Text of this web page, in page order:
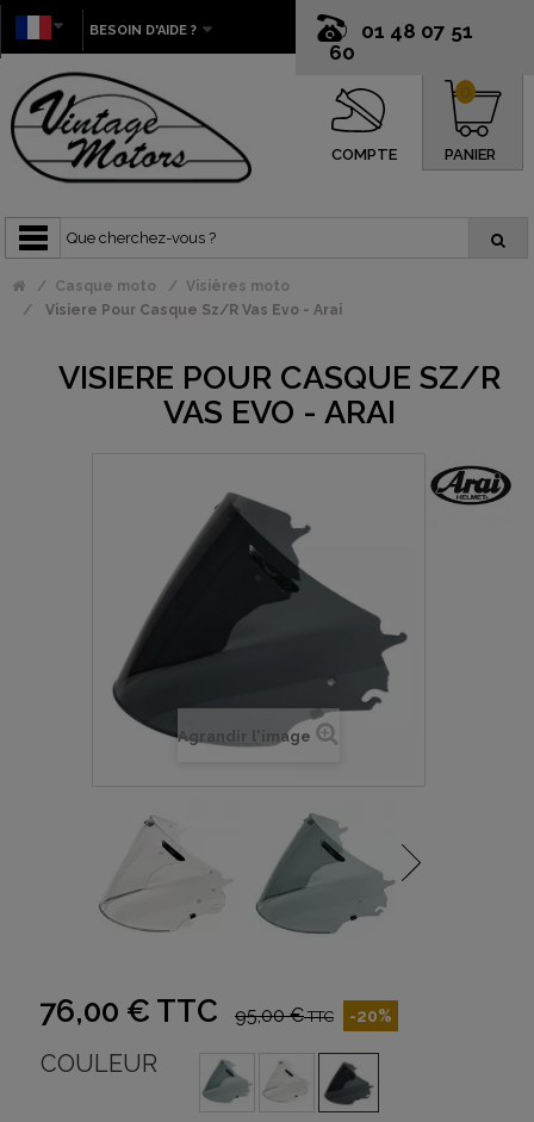
01 48 07 51
60
BESOIN D'AIDE ?
COMPTE PANIER
0
Casque moto
Visières moto
Visiere Pour Casque Sz/R Vas Evo - Arai
VISIERE POUR CASQUE SZ/R
VAS EVO - ARAI
Agrandir l'image
76,00 € TTC 95,00 €TTC -20%
COULEUR